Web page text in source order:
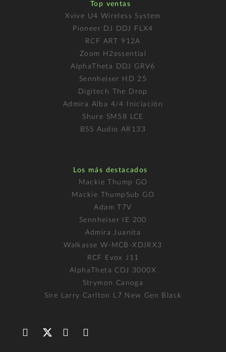
Top ventas
Xvive U4 Wireless System
Pioneer DJ DDJ FLX4
RCF ART 912A
Zoom H2essential
AlphaTheta DDJ GRV6
Sennheiser HD 25
Digitech The Drop
Admira Alba 4/4 Iniciación
Shure SM58 LCE
BSS Audio AR133
Los más destacados
Mackie Thump GO
Mackie ThumpSub GO
Adam T7V
Sennheiser IE 200
Admira Juanita
Walkasse W-MCB-XDJRX3
RCF Evox J11
AlphaTheta CDJ 3000X
Strymon Canoga
Sire Larry Carlton L7 New Gen Black